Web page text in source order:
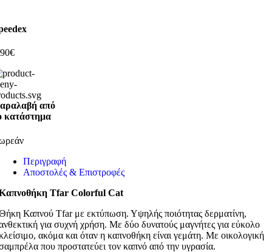
από
κατάστημα
Περιγραφή
Αποστολές & Επιστροφές
Tfar Colorful Cat
Καπνού Τfar με εκτύπωση. Υψηλής ποιότητας δερματίνη,
για συχνή χρήση. Με δύο δυνατούς μαγνήτες για εύκολο
ακόμα και όταν η καπνοθήκη είναι γεμάτη. Με οικολογική
που προστατεύει τον καπνό από την υγρασία.